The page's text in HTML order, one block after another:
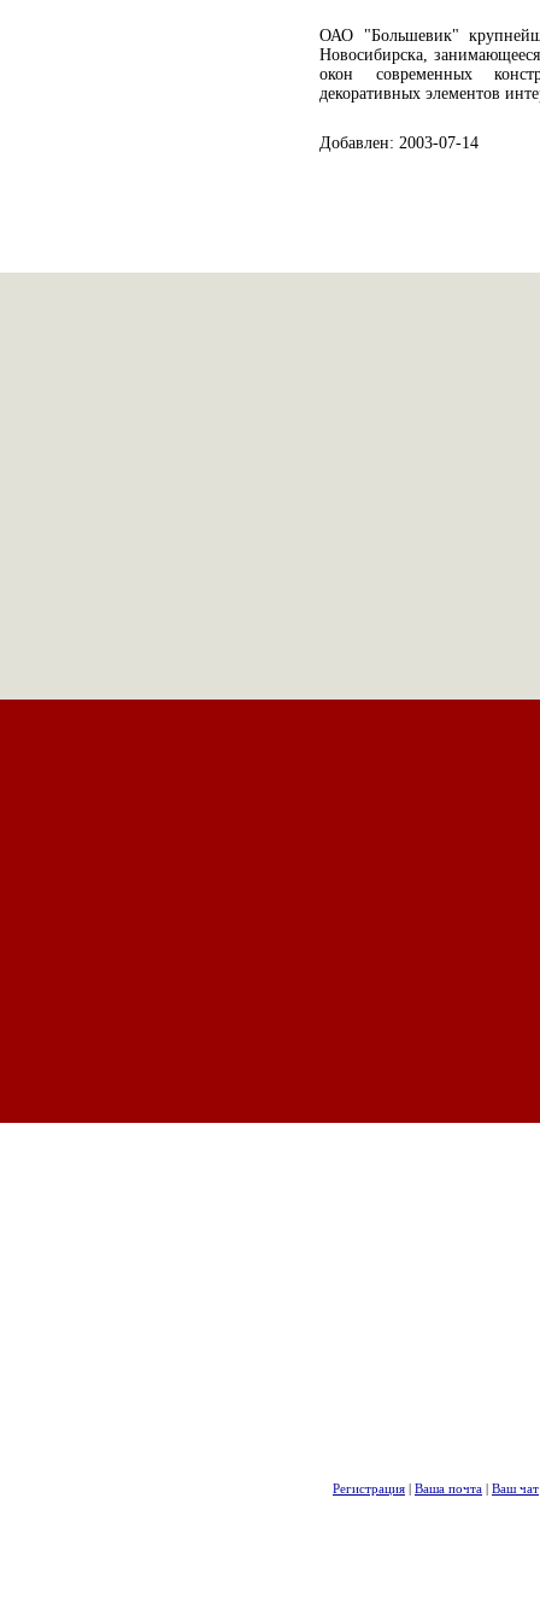
ОАО "Большевик"
Новосибирска,
окон современных
декоративных элементов
Добавлен: 2003-07-14
Регистрация | Ваша почта | Ваш чат